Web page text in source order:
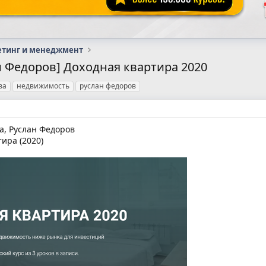
и менеджмент
Доходная квартира 2020
недвижимость руслан федоров
Руслан Федоров
(2020)